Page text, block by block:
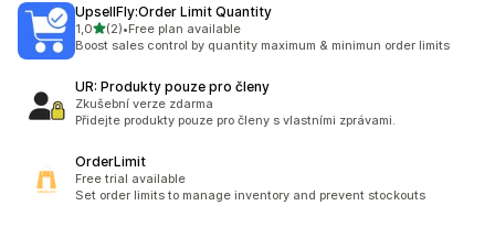
UpsellFly:Order Limit Quantity
1,0z 5 hvězd
(2)
Celkový počet recenzí: 2
•Free plan available
Boost sales control by quantity maximum & minimun order limits
UR: Produkty pouze pro členy
Zkušební verze zdarma
Přidejte produkty pouze pro členy s vlastními zprávami.
OrderLimit
Free trial available
Set order limits to manage inventory and prevent stockouts